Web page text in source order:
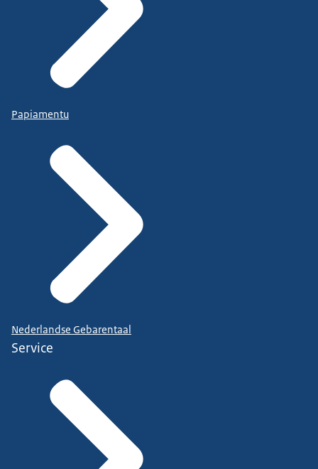
Papiamentu
Nederlandse Gebarentaal
Service